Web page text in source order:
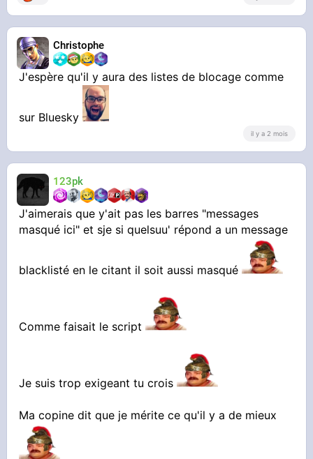
Christophe
J'espère qu'il y aura des listes de blocage comme
sur Bluesky
il y a 2 mois
123pk
J'aimerais que y'ait pas les barres "messages
masqué ici" et sje si quelsuu' répond a un message
blacklisté en le citant il soit aussi masqué
Comme faisait le script
Je suis trop exigeant tu crois
Ma copine dit que je mérite ce qu'il y a de mieux